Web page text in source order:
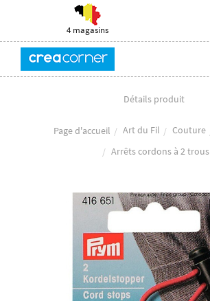
4 magasins
Détails produit
Page d'accueil Art du Fil Couture
Arrêts cordons à 2 trous